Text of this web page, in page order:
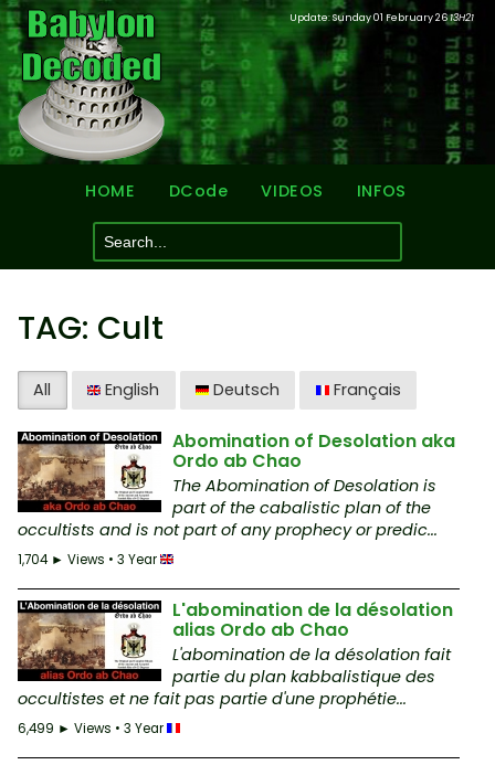
Update: Sunday 01 February 2613H21
HOME DCode VIDEOS INFOS
TAG: Cult
All English Deutsch Français
Abomination of Desolation aka
Ordo ab Chao
The Abomination of Desolation is
part of the cabalistic plan of the
occultists and is not part of any prophecy or predic...
1,704 ► Views • 3 Year
L'abomination de la désolation
alias Ordo ab Chao
L'abomination de la désolation fait
partie du plan kabbalistique des
occultistes et ne fait pas partie d'une prophétie...
6,499 ► Views • 3 Year